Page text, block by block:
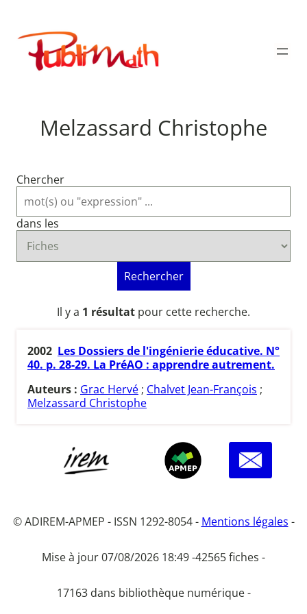
contenu
Publimath
Melzassard Christophe
Chercher
dans les
Rechercher
Il y a 1 résultat pour cette recherche.
2002 Les Dossiers de l'ingénierie éducative. N°
40. p. 28-29. La PréAO : apprendre autrement.
Auteurs : Grac Hervé ; Chalvet Jean-François ;
Melzassard Christophe
© ADIREM-APMEP - ISSN 1292-8054 - Mentions légales -
Mise à jour 07/08/2026 18:49 -42565 fiches -
17163 dans bibliothèque numérique -